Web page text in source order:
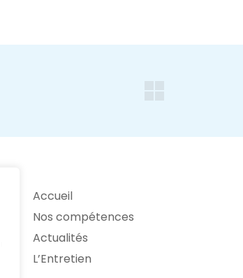
Accueil
Nos compétences
Actualités
L’Entretien